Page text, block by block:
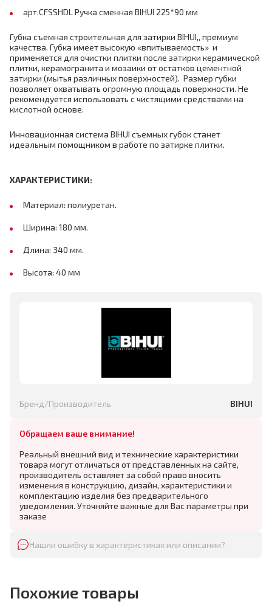
арт.CFSSHDL Ручка сменная BIHUI 225*90 мм
Губка съемная строительная для затирки BIHUI,, премиум
качества. Губка имеет высокую «впитываемость» и
применяется для очистки плитки после затирки керамической
плитки, керамогранита и мозаики от остатков цементной
затирки (мытья различных поверхностей). Размер губки
позволяет охватывать огромную площадь поверхности. Не
рекомендуется использовать с чистящими средствами на
кислотной основе.
Инновационная система BIHUI съемных губок станет
идеальным помощником в работе по затирке плитки.
ХАРАКТЕРИСТИКИ:
Материал: полиуретан.
Ширина: 180 мм.
Длина: 340 мм.
Высота: 40 мм
Бренд/Производитель BIHUI
Обращаем ваше внимание!
Реальный внешний вид и технические характеристики
товара могут отличаться от представленных на сайте,
производитель оставляет за собой право вносить
изменения в конструкцию, дизайн, характеристики и
комплектацию изделия без предварительного
уведомления. Уточняйте важные для Вас параметры при
заказе
Нашли ошибку в характеристиках или описании?
Похожие товары